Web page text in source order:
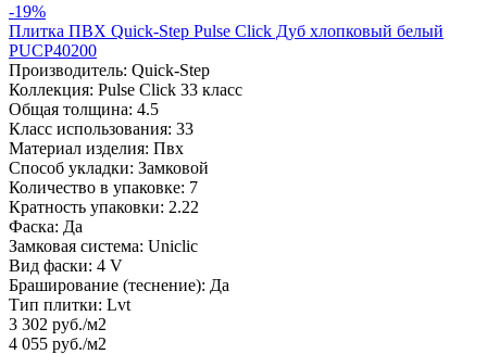
-19%
Плитка ПВХ Quick-Step Pulse Click Дуб хлопковый белый
PUCP40200
Производитель: Quick-Step
Коллекция: Pulse Click 33 класс
Общая толщина: 4.5
Класс использования: 33
Материал изделия: Пвх
Способ укладки: Замковой
Количество в упаковке: 7
Кратность упаковки: 2.22
Фаска: Да
Замковая система: Uniclic
Вид фаски: 4 V
Браширование (теснение): Да
Тип плитки: Lvt
3 302 руб./м2
4 055 руб./м2